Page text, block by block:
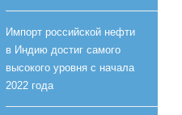
Импорт российской нефти
в Индию достиг самого
высокого уровня с начала
2022 года